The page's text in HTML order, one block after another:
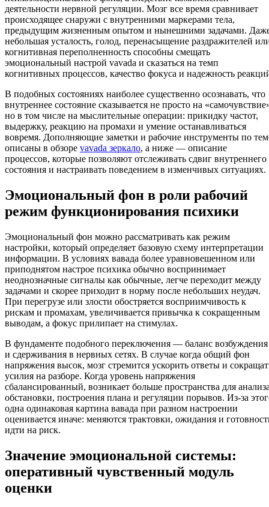
деятельности нервной регуляции. Мозг все время сравнивает
происходящее снаружи с внутренними маркерами тела,
предыдущим жизненным опытом и нынешними задачами.
небольшая усталость, голод, перенасыщение раздражителей
когнитивная переполненность способны смещать
эмоциональный настрой vavada и сказаться на темп
когнитивных процессов, качество фокуса и надежность
В подобных состояниях наиболее существенно осознавать, что
внутреннее состояние сказывается не просто на
но в том числе на мыслительные операции: прикидку частот,
выдержку, реакцию на промахи и умение останавливаться
вовремя. Дополняющие заметки и рабочие инструменты по
описаны в обзоре vavada зеркало, а ниже — описание
процессов, которые позволяют отслеживать сдвиг внутреннего
состояния и настраивать поведением в изменчивых ситуациях.
Эмоциональный фон в роли рабочий
режим функционирования психики
Эмоциональный фон можно рассматривать как режим
настройки, который определяет базовую схему интерпретации
информации. В условиях вавада более уравновешенном или
приподнятом настрое психика обычно воспринимает
неоднозначные сигналы как обычные, легче переходит между
задачами и скорее приходит в норму после небольших неудач.
При перегрузе или злости обостряется восприимчивость к
рискам и промахам, увеличивается привычка к сокращенным
выводам, а фокус прилипает на стимулах.
В фундаменте подобного переключения — баланс возбуждения
и сдерживания в нервных сетях. В случае когда общий фон
напряжения высок, мозг стремится ускорить ответы и
усилия на разборе. Когда уровень напряжения
сбалансированный, возникает больше пространства для
обстановки, построения плана и регуляции порывов. Из-за
одна одинаковая картина вавада при разном настроении
оценивается иначе: меняются трактовки, ожидания и
идти на риск.
Значение эмоциональной системы:
оперативный чувственный модуль
оценки